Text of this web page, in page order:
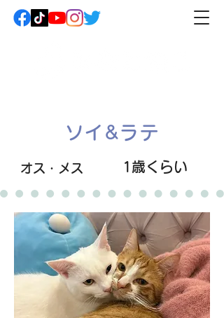
ソイ&ラテ
オス・メス 1歳くらい